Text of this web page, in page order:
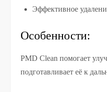
Эффективное
Особенности:
PMD Clean помогает
подготавливает её к